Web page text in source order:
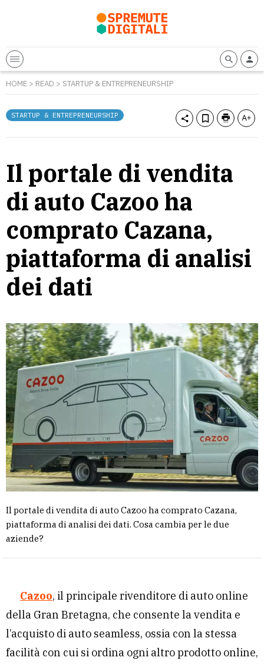
HOME > READ > STARTUP & ENTREPRENEURSHIP
STARTUP & ENTREPRENEURSHIP
Il portale di vendita
di auto Cazoo ha
comprato Cazana,
piattaforma di analisi
dei dati
Il portale di vendita di auto Cazoo ha comprato Cazana,
piattaforma di analisi dei dati. Cosa cambia per le due
aziende?
Cazoo, il principale rivenditore di auto online
della Gran Bretagna, che consente la vendita e
l’acquisto di auto seamless, ossia con la stessa
facilità con cui si ordina ogni altro prodotto online,